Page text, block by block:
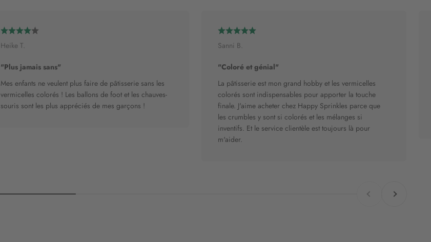
Heike T.
"Plus jamais sans"
Mes enfants ne veulent plus faire de pâtisserie sans les
vermicelles colorés ! Les ballons de foot et les chauves-
souris sont les plus appréciés de mes garçons !
Sanni B.
"Coloré et génial"
La pâtisserie est mon grand hobby et les vermicelles
colorés sont indispensables pour apporter la touche
finale. J'aime acheter chez Happy Sprinkles parce que
les crumbles y sont si colorés et les mélanges si
inventifs. Et le service clientèle est toujours là pour
m'aider.